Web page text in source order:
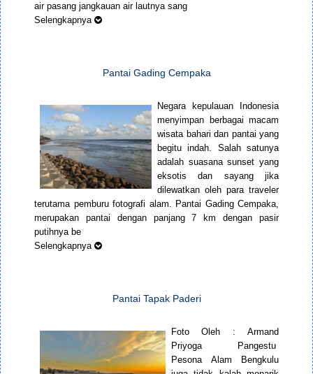
air pasang jangkauan air lautnya sang
Selengkapnya
Pantai Gading Cempaka
Negara kepulauan Indonesia
menyimpan berbagai macam
wisata bahari dan pantai yang
begitu indah. Salah satunya
adalah suasana sunset yang
eksotis dan sayang jika
dilewatkan oleh para traveler
terutama pemburu fotografi alam. Pantai Gading Cempaka,
merupakan pantai dengan panjang 7 km dengan pasir
putihnya be
Selengkapnya
Pantai Tapak Paderi
Foto Oleh : Armand
Priyoga Pangestu
Pesona Alam Bengkulu